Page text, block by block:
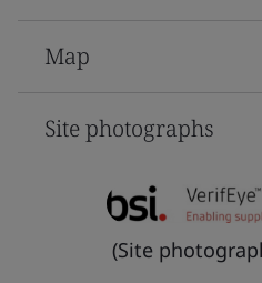
Map
Site photographs
(Site